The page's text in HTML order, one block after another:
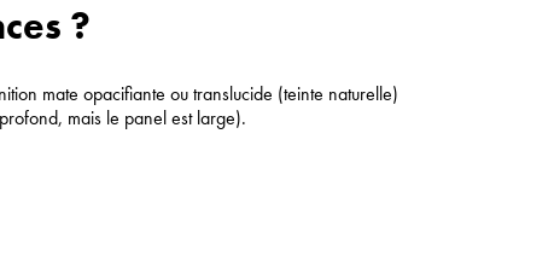
?
mate opacifiante ou translucide (teinte naturelle)
mais le panel est large).